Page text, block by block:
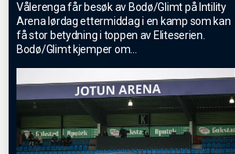
Vålerenga får besøk av Bodø/Glimt på Intility
Arena lørdag ettermiddag i en kamp som kan
få stor betydning i toppen av Eliteserien.
Bodø/Glimt kjemper om...